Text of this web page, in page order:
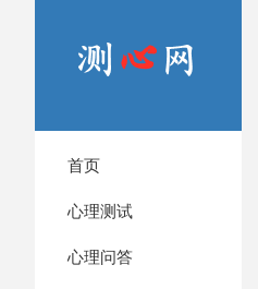
首页
心理测试
心理问答